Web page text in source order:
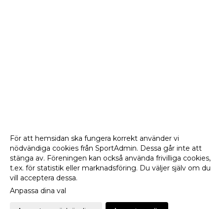
För att hemsidan ska fungera korrekt använder vi
nödvändiga cookies från SportAdmin. Dessa går inte att
stänga av. Föreningen kan också använda frivilliga cookies,
t.ex. för statistik eller marknadsföring. Du väljer själv om du
vill acceptera dessa.
Anpassa dina val